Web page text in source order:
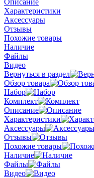
Характеристики
Аксессуары
Отзывы
Похожие товары
Наличие
Файлы
Видео
Вернуться в раздел
Обзор товара
Набор
Комплект
Описание
Характеристики
Аксессуары
Отзывы
Похожие товары
Наличие
Файлы
Видео